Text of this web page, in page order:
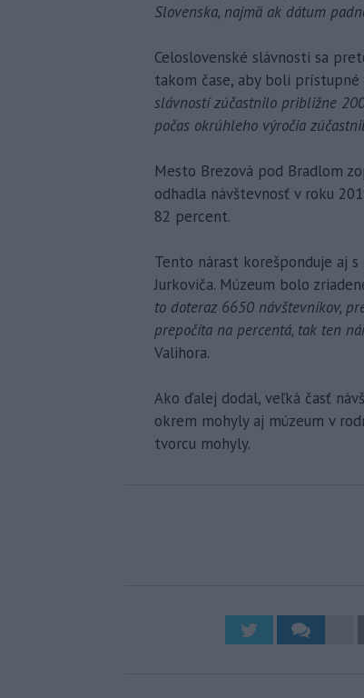
Slovenska, najmä ak dátum
Celoslovenské slávnosti sa
takom čase, aby boli
slávností zúčastnilo približne
počas okrúhleho výročia
Mesto Brezová pod Bradlom
odhadla návštevnosť v roku
82 percent.
Tento nárast korešponduje aj
Jurkoviča. Múzeum bolo
to doteraz 6650 návštevníkov,
prepočíta na percentá, tak ten
Valihora.
Ako ďalej dodal, veľká časť
okrem mohyly aj múzeum v
tvorcu mohyly.